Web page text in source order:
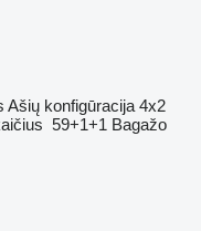
Ašių konfigūracija 4x2
59+1+1 Bagažo